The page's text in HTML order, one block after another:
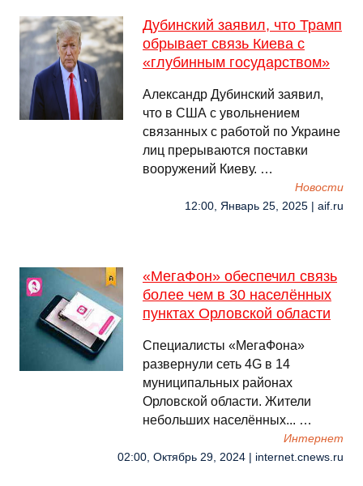
Дубинский заявил, что Трамп
обрывает связь Киева с
«глубинным государством»
Александр Дубинский заявил,
что в США с увольнением
связанных с работой по Украине
лиц прерываются поставки
вооружений Киеву. …
Новости
12:00, Январь 25, 2025 | aif.ru
«МегаФон» обеспечил связь
более чем в 30 населённых
пунктах Орловской области
Специалисты «МегаФона»
развернули сеть 4G в 14
муниципальных районах
Орловской области. Жители
небольших населённых... …
Интернет
02:00, Октябрь 29, 2024 | internet.cnews.ru